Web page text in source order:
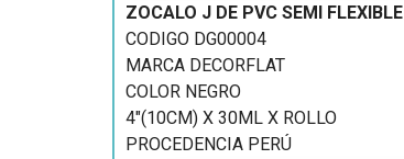
ZOCALO J DE PVC SEMI FLEXIBLE
CODIGO DG00004
MARCA DECORFLAT
COLOR NEGRO
4″(10CM) X 30ML X ROLLO
PROCEDENCIA PERÚ